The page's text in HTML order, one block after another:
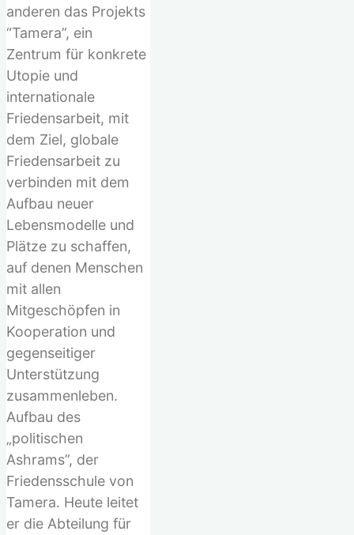
anderen das Projekts
“Tamera”, ein
Zentrum für konkrete
Utopie und
internationale
Friedensarbeit, mit
dem Ziel, globale
Friedensarbeit zu
verbinden mit dem
Aufbau neuer
Lebensmodelle und
Plätze zu schaffen,
auf denen Menschen
mit allen
Mitgeschöpfen in
Kooperation und
gegenseitiger
Unterstützung
zusammenleben.
Aufbau des
„politischen
Ashrams”, der
Friedensschule von
Tamera. Heute leitet
er die Abteilung für